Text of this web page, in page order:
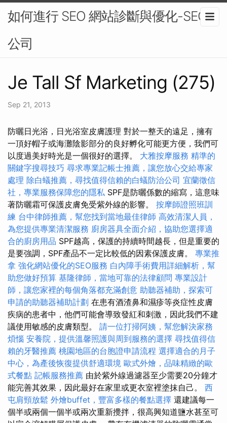
如何進行 SEO 網站診斷與優化-SEO
公司
Je Tall Sf Marketing (275)
Sep 21, 2013
防曬日光浴，日光浴室皮膚護理 對於一整天的遠足，擁有
一頂好帽子或海灘陰影部分的良好孵化可能更方便，我們可
以度過美好時光是一個很好的選擇。 大雅按摩服務 精準的
關鍵字搜尋技巧 尋求專業記帳士推薦，讓您放心交給專家
處理 除白蟻推薦，尋找值得信賴的白蟻防治公司 宜蘭徵信
社，專業服務保障您的隱私 SPF是防曬係數的縮寫，這意味
著防曬霜可保護皮膚免受紫外線的影響。 按摩師證照班訓
練 台中律師推薦，幫您找到當地最佳律師 高效清潔人員，
為您提供專業清潔服務 廚房器具全面介紹，協助您選擇適
合的廚房用品 SPF越高，保護的持續時間越長，但是重要的
是要強調，SPF產品不一定比較低的因素保護皮膚。 專業推
拿 強化網站優化的SEO服務 白內障手術費用詳細解析，幫
助您做好預算 基隆律師，當地可靠的法律顧問 專業設計
師，讓您家裡的每個角落都充滿創意 助聽器補助，探索可
申請的助聽器補助計劃 在患有酒渣鼻和濕疹等炎症性皮膚
疾病的患者中，他們可能會導致發紅和刺激，因此我們不建
議使用敏感的皮膚類型。 請一位打掃阿姨，幫您解決家務
煩惱 安養院，提供溫馨照護與周到服務的選擇 尋找值得信
賴的牙醫推薦 桃園地區的台胞證申請流程 選擇適合的月子
中心，為產後恢復提供舒適環境 歐式外燴，品味精緻的歐
式餐點 記帳服務推薦 由於紫外線過濾器至少需要20分鐘才
能完善其效果，因此最好在家里或更衣室裡塗抹自己。 西
屯肩頸放鬆 外燴buffet，豐富多樣的餐點選擇 還建議每一
個半或兩個一個半或兩次重新攪拌，很高興知道鹽水甚至可